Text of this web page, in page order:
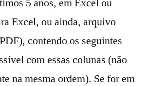
5 anos, em Excel ou
Excel, ou ainda, arquivo
contendo os seguintes
com essas colunas (não
na mesma ordem). Se for em